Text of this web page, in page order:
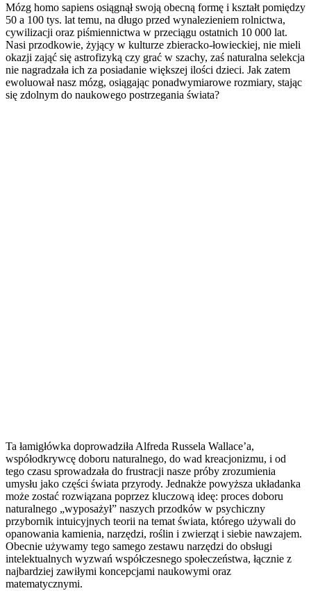
Mózg homo sapiens osiągnął swoją obecną formę i kształt pomiędzy
50 a 100 tys. lat temu, na długo przed wynalezieniem rolnictwa,
cywilizacji oraz piśmiennictwa w przeciągu ostatnich 10 000 lat.
Nasi przodkowie, żyjący w kulturze zbieracko-łowieckiej, nie mieli
okazji zająć się astrofizyką czy grać w szachy, zaś naturalna selekcja
nie nagradzała ich za posiadanie większej ilości dzieci. Jak zatem
ewoluował nasz mózg, osiągając ponadwymiarowe rozmiary, stając
się zdolnym do naukowego postrzegania świata?
Ta łamigłówka doprowadziła Alfreda Russela Wallace’a,
współodkrywcę doboru naturalnego, do wad kreacjonizmu, i od
tego czasu sprowadzała do frustracji nasze próby zrozumienia
umysłu jako części świata przyrody. Jednakże powyższa układanka
może zostać rozwiązana poprzez kluczową ideę: proces doboru
naturalnego „wyposażył” naszych przodków w psychiczny
przybornik intuicyjnych teorii na temat świata, którego używali do
opanowania kamienia, narzędzi, roślin i zwierząt i siebie nawzajem.
Obecnie używamy tego samego zestawu narzędzi do obsługi
intelektualnych wyzwań współczesnego społeczeństwa, łącznie z
najbardziej zawiłymi koncepcjami naukowymi oraz
matematycznymi.